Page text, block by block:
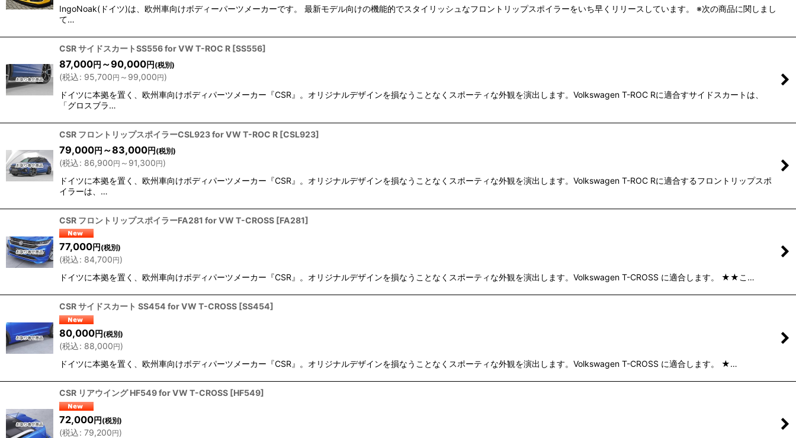
IngoNoak(ドイツ)は、欧州車向けボディーパーツメーカーです。 最新モデル向けの機能的でスタイリッシュなフロントリップスポイラーをいち早くリリースしています。 ※次の商品に関しまし
て…
CSR サイドスカートSS556 for VW T-ROC R [SS556]
87,000円 ～90,000円 (税別)
(税込: 95,700円 ～99,000円)
ドイツに本拠を置く、欧州車向けボディパーツメーカー『CSR』。オリジナルデザインを損なうことなくスポーティな外観を演出します。Volkswagen T-ROC Rに適合すサイドスカートは、
「グロスブラ…
CSR フロントリップスポイラーCSL923 for VW T-ROC R [CSL923]
79,000円 ～83,000円 (税別)
(税込: 86,900円 ～91,300円)
ドイツに本拠を置く、欧州車向けボディパーツメーカー『CSR』。オリジナルデザインを損なうことなくスポーティな外観を演出します。Volkswagen T-ROC Rに適合するフロントリップスポ
イラーは、…
CSR フロントリップスポイラーFA281 for VW T-CROSS [FA281]
77,000円 (税別)
(税込: 84,700円)
ドイツに本拠を置く、欧州車向けボディパーツメーカー『CSR』。オリジナルデザインを損なうことなくスポーティな外観を演出します。Volkswagen T-CROSS に適合します。 ★★こ…
CSR サイドスカート SS454 for VW T-CROSS [SS454]
80,000円 (税別)
(税込: 88,000円)
ドイツに本拠を置く、欧州車向けボディパーツメーカー『CSR』。オリジナルデザインを損なうことなくスポーティな外観を演出します。Volkswagen T-CROSS に適合します。 ★…
CSR リアウイング HF549 for VW T-CROSS [HF549]
72,000円 (税別)
(税込: 79,200円)